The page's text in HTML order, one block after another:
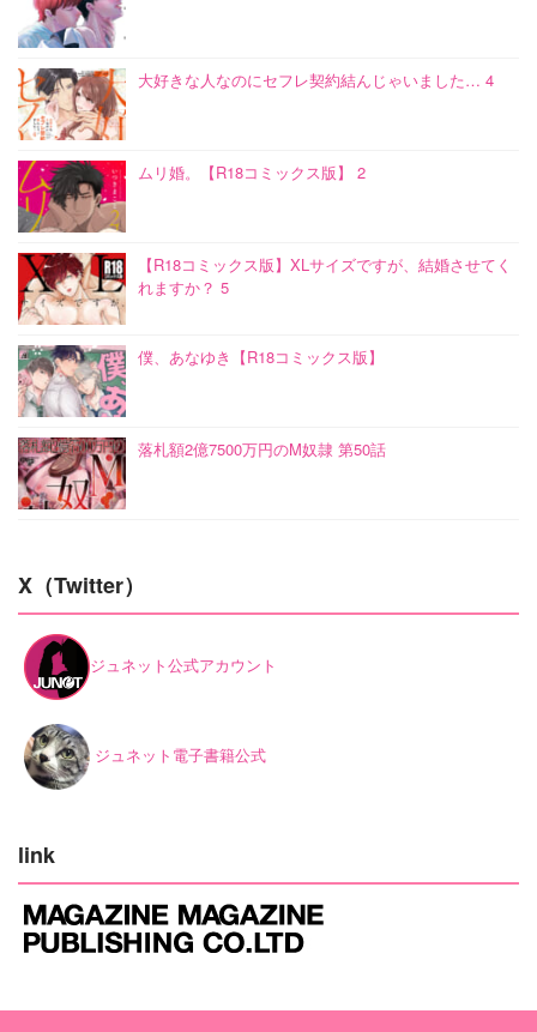
大好きな人なのにセフレ契約結んじゃいました… 4
ムリ婚。【R18コミックス版】 2
【R18コミックス版】XLサイズですが、結婚させてく
れますか？ 5
僕、あなゆき【R18コミックス版】
落札額2億7500万円のM奴隷 第50話
X（Twitter）
ジュネット公式アカウント
ジュネット電子書籍公式
link